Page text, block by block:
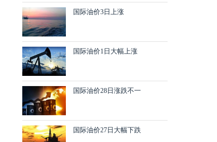
国际油价3日上涨
国际油价1日大幅上涨
国际油价28日涨跌不一
国际油价27日大幅下跌